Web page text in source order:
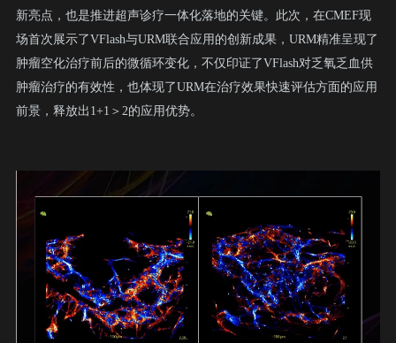
新亮点，也是推进超声诊疗一体化落地的关键。此次，在CMEF现
场首次展示了VFlash与URM联合应用的创新成果，URM精准呈现了
肿瘤空化治疗前后的微循环变化，不仅印证了VFlash对乏氧乏血供
肿瘤治疗的有效性，也体现了URM在治疗效果快速评估方面的应用
前景，释放出1+1＞2的应用优势。